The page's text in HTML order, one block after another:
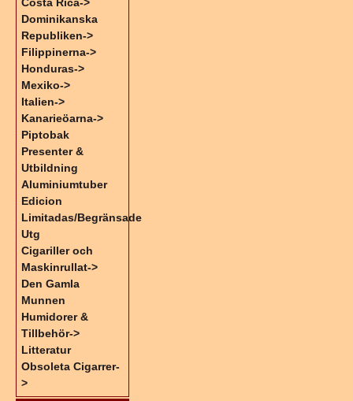
Dominikanska
Republiken->
Filippinerna->
Honduras->
Mexiko->
Italien->
Kanarieöarna->
Piptobak
Presenter &
Utbildning
Aluminiumtuber
Edicion
Limitadas/Begränsade
Utg
Cigariller och
Maskinrullat->
Den Gamla
Munnen
Humidorer &
Tillbehör->
Litteratur
Obsoleta Cigarrer-
>